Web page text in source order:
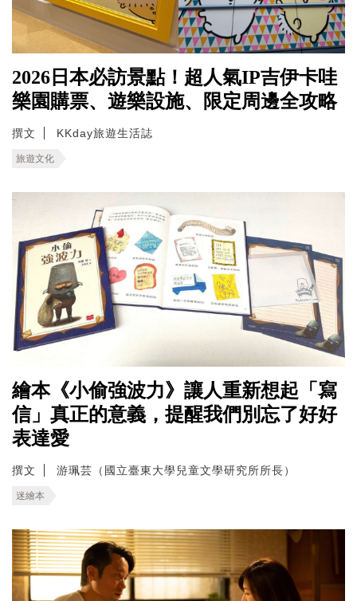
2026日本必訪景點！超人氣IP吉伊卡哇
樂園購票、遊樂設施、限定周邊全攻略
撰文 KKday旅遊生活誌
旅遊文化
繪本《小偷強波力》讓人重新想起「寫
信」真正的意義，提醒我們別忘了好好
表達愛
撰文 游珮芸（國立臺東大學兒童文學研究所所長）
迷繪本